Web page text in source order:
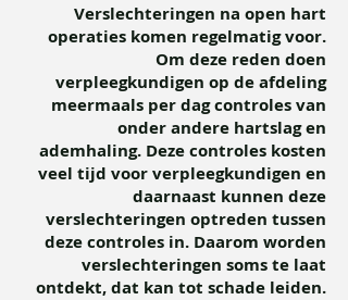
Verslechteringen na open hart
operaties komen regelmatig voor.
Om deze reden doen
verpleegkundigen op de afdeling
meermaals per dag controles van
onder andere hartslag en
ademhaling. Deze controles kosten
veel tijd voor verpleegkundigen en
daarnaast kunnen deze
verslechteringen optreden tussen
deze controles in. Daarom worden
verslechteringen soms te laat
ontdekt, dat kan tot schade leiden.